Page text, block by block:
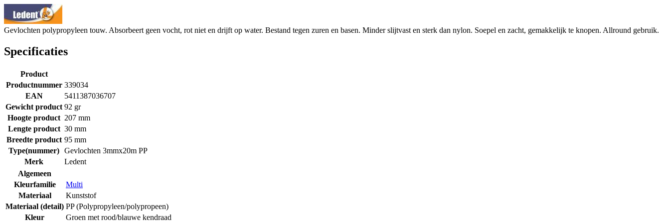
Gevlochten polypropyleen touw. Absorbeert geen vocht, rot niet en drijft op water. Bestand tegen zuren en basen. Minder slijtvast en sterk dan nylon. Soepel en zacht, gemakkelijk te knopen. Allround gebruik.
Specificaties
Product
Productnummer 339034
EAN
5411387036707
Gewicht product 92 gr
Hoogte product 207 mm
Lengte product 30 mm
Breedte product 95 mm
Type(nummer) Gevlochten 3mmx20m PP
Merk
Ledent
Algemeen
Kleurfamilie
Multi
Materiaal
Kunststof
Materiaal (detail) PP (Polypropyleen/polypropeen)
Kleur
Groen met rood/blauwe kendraad